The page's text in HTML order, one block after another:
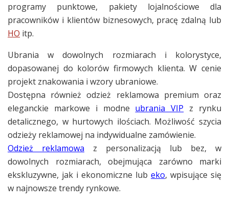
programy punktowe, pakiety lojalnościowe dla
pracowników i klientów biznesowych, pracę zdalną lub
HO itp.
Ubrania w dowolnych rozmiarach i kolorystyce,
dopasowanej do kolorów firmowych klienta. W cenie
projekt znakowania i wzory ubraniowe.
Dostępna również odzież reklamowa premium oraz
eleganckie markowe i modne ubrania VIP z rynku
detalicznego, w hurtowych ilościach. Możliwość szycia
odzieży reklamowej na indywidualne zamówienie.
Odzież reklamowa
z personalizacją lub bez, w
dowolnych rozmiarach, obejmująca zarówno marki
ekskluzywne, jak i ekonomiczne lub eko, wpisujące się
w najnowsze trendy rynkowe.